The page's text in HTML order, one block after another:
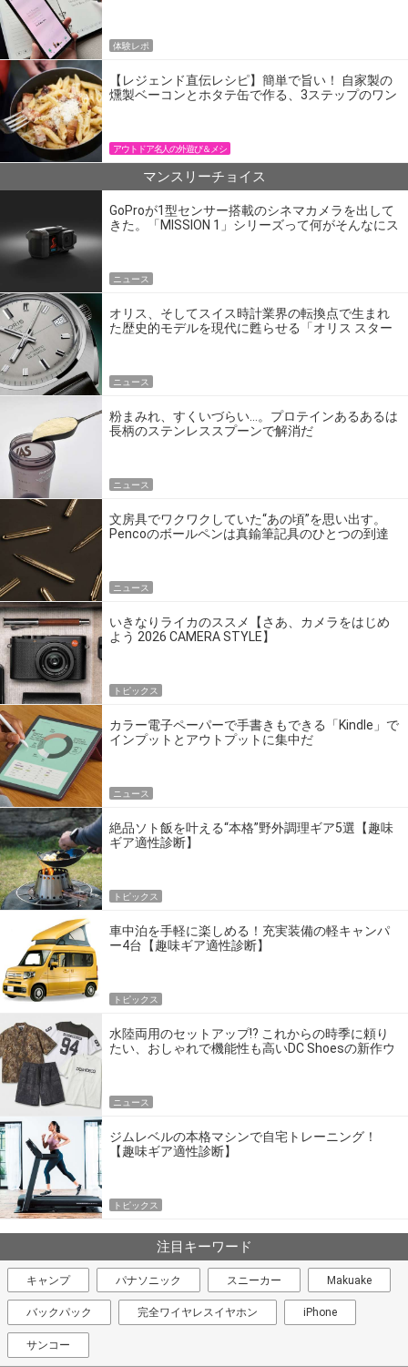
体験レポ
【レジェンド直伝レシピ】簡単で旨い！ 自家製の
燻製ベーコンとホタテ缶で作る、3ステップのワン
アウトドア名人の外遊び＆メシ
マンスリーチョイス
GoProが1型センサー搭載のシネマカメラを出して
きた。「MISSION 1」シリーズって何がそんなにス
ニュース
オリス、そしてスイス時計業界の転換点で生まれ
た歴史的モデルを現代に甦らせる「オリス スター
ニュース
粉まみれ、すくいづらい…。プロテインあるあるは
長柄のステンレススプーンで解消だ
ニュース
文房具でワクワクしていた“あの頃”を思い出す。
Pencoのボールペンは真鍮筆記具のひとつの到達
ニュース
いきなりライカのススメ【さあ、カメラをはじめ
よう 2026 CAMERA STYLE】
トピックス
カラー電子ペーパーで手書きもできる「Kindle」で
インプットとアウトプットに集中だ
ニュース
絶品ソト飯を叶える“本格”野外調理ギア5選【趣味
ギア適性診断】
トピックス
車中泊を手軽に楽しめる！充実装備の軽キャンパ
ー4台【趣味ギア適性診断】
トピックス
水陸両用のセットアップ!? これからの時季に頼り
たい、おしゃれで機能性も高いDC Shoesの新作ウ
ニュース
ジムレベルの本格マシンで自宅トレーニング！
【趣味ギア適性診断】
トピックス
注目キーワード
キャンプ パナソニック スニーカー Makuake
バックパック 完全ワイヤレスイヤホン iPhone
サンコー